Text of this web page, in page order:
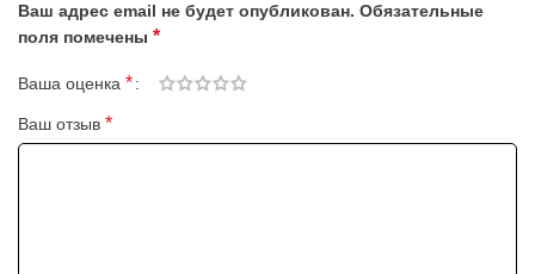
Ваш адрес email не будет опубликован. Обязательные
поля помечены *
Ваша оценка *
Ваш отзыв *